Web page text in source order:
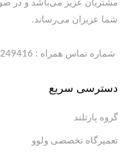
مشتریان عزیز می‌باشد و در
شما عزیزان می‌رساند.
شماره تماس همراه : 09198249416 - 09126361710
دسترسی سریع
گروه پارتلند
تعمیرگاه تخصصی ولوو